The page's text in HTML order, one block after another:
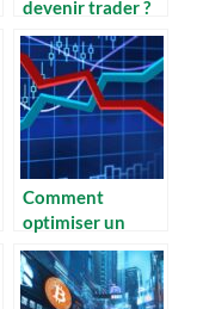
devenir trader ?
Comment
optimiser un
portefeuille
financier grâce
aux stratégies